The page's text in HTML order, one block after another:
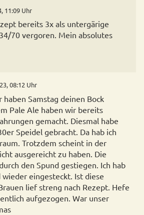
11:09 Uhr
bereits 3x als untergärige
70 vergoren. Mein absolutes
08:12 Uhr
haben Samstag deinen Bock
Pale Ale haben wir bereits
gemacht. Diesmal habe
Speidel gebracht. Da hab ich
Trotzdem scheint in der
ausgereicht zu haben. Die
den Spund gestiegen. Ich hab
eingesteckt. Ist diese
lief streng nach Rezept. Hefe
aufgezogen. War unser